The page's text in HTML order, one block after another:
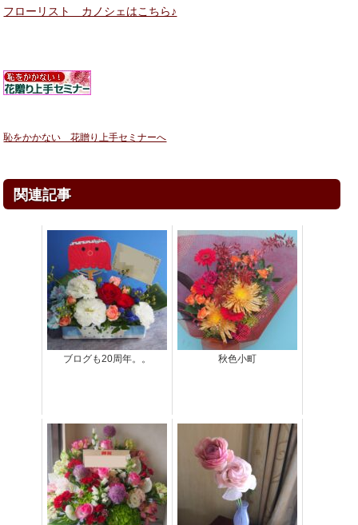
フローリスト カノシェはこちら♪
恥をかかない 花贈り上手セミナーへ
関連記事
ブログも20周年。。 秋色小町